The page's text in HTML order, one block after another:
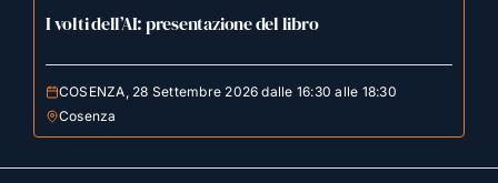
I volti dell’AI: presentazione del libro
COSENZA, 28 Settembre 2026 dalle 16:30 alle 18:30
Cosenza